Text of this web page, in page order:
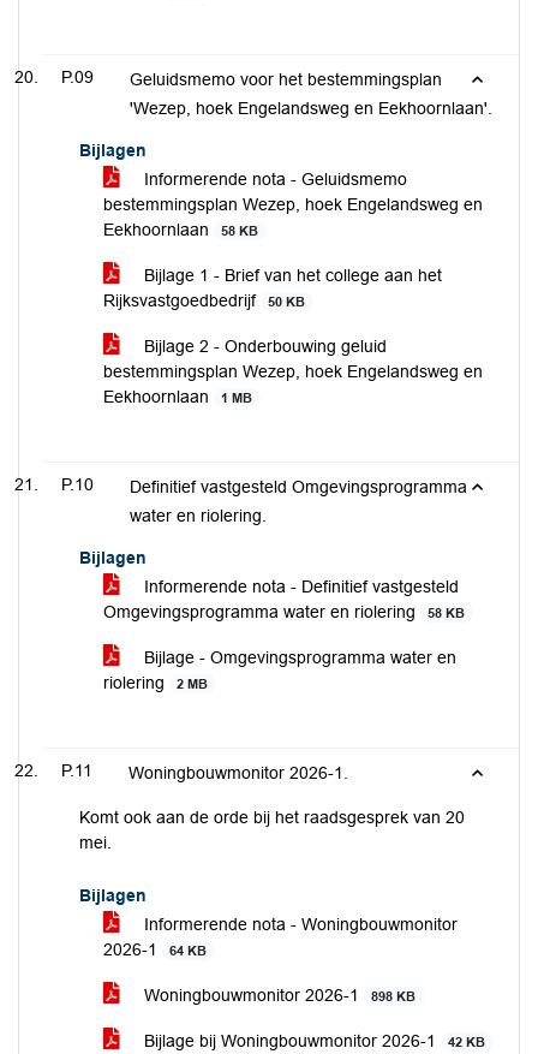
P.09
Geluidsmemo voor het bestemmingsplan
'Wezep, hoek Engelandsweg en Eekhoornlaan'.
Bijlagen
Informerende nota - Geluidsmemo
bestemmingsplan Wezep, hoek Engelandsweg en
Eekhoornlaan
58 KB
Bijlage 1 - Brief van het college aan het
Rijksvastgoedbedrijf
50 KB
Bijlage 2 - Onderbouwing geluid
bestemmingsplan Wezep, hoek Engelandsweg en
Eekhoornlaan
1 MB
P.10
Definitief vastgesteld Omgevingsprogramma
water en riolering.
Bijlagen
Informerende nota - Definitief vastgesteld
Omgevingsprogramma water en riolering
58 KB
Bijlage - Omgevingsprogramma water en
riolering
2 MB
P.11 Woningbouwmonitor 2026-1.
Komt ook aan de orde bij het raadsgesprek van 20
mei.
Bijlagen
Informerende nota - Woningbouwmonitor
2026-1
64 KB
Woningbouwmonitor 2026-1 898 KB
Bijlage bij Woningbouwmonitor 2026-1 42 KB